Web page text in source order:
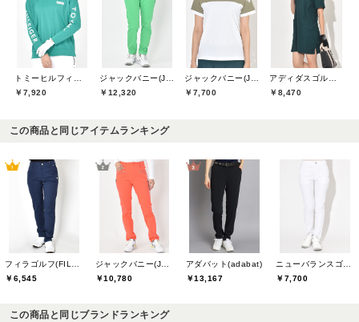
トミーヒルフィガーゴルフ(TOMMY HILFIGER GOLF)
￥7,920
ジャックバニー(Jack Bunny)
￥12,320
ジャックバニー(Jack Bunny)
￥7,700
アディダスゴルフ(adidas golf)
￥8,470
この商品と同じアイテムランキング
フィラゴルフ(FILA GOLF)
￥6,545
ジャックバニー(Jack Bunny)
￥10,780
アダバット(adabat)
￥13,167
ニューバランスゴルフ(New Balance Golf)
￥7,700
この商品と同じブランドランキング